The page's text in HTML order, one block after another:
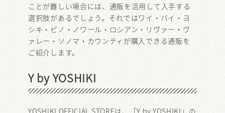
ことが難しい場合には、通販を活用して入手する
選択肢があるでしょう。それではワイ・バイ・ヨ
シキ・ピノ・ノワール・ロシアン・リヴァー・ヴ
ァレー・ソノマ・カウンティが購入できる通販を
ご紹介します。
Y by YOSHIKI
YOSHIKI OFFICIAL STOREは、「Y by YOSHIKI」の